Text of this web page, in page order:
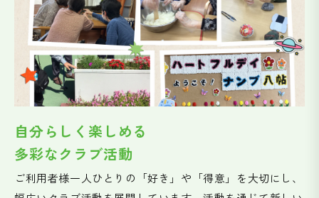
自分らしく楽しめる
多彩なクラブ活動
ご利用者様一人ひとりの「好き」や「得意」を大切にし、